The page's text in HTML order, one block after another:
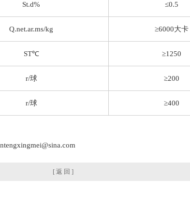
St.d% ≤0.5
Q.net.ar.ms/kg ≥6000大卡
ST℃ ≥1250
r/球 ≥200
r/球 ≥400
[ 返 回 ]